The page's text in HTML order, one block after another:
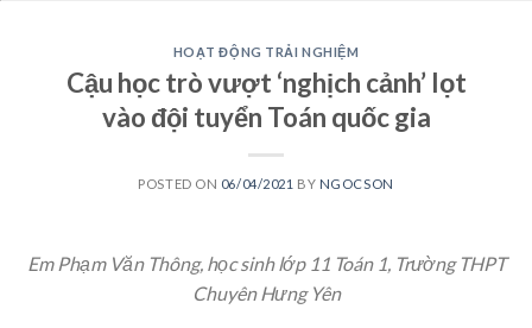
HOẠT ĐỘNG TRẢI NGHIỆM
Cậu học trò vượt ‘nghịch cảnh’ lọt
vào đội tuyển Toán quốc gia
POSTED ON 06/04/2021 BY NGOCSON
Em Phạm Văn Thông, học sinh lớp 11 Toán 1, Trường THPT
Chuyên Hưng Yên